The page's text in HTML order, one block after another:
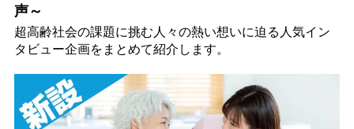
声～
超高齢社会の課題に挑む人々の熱い想いに迫る人気イン
タビュー企画をまとめて紹介します。